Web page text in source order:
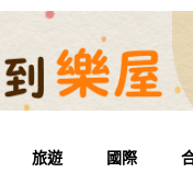
旅遊 國際